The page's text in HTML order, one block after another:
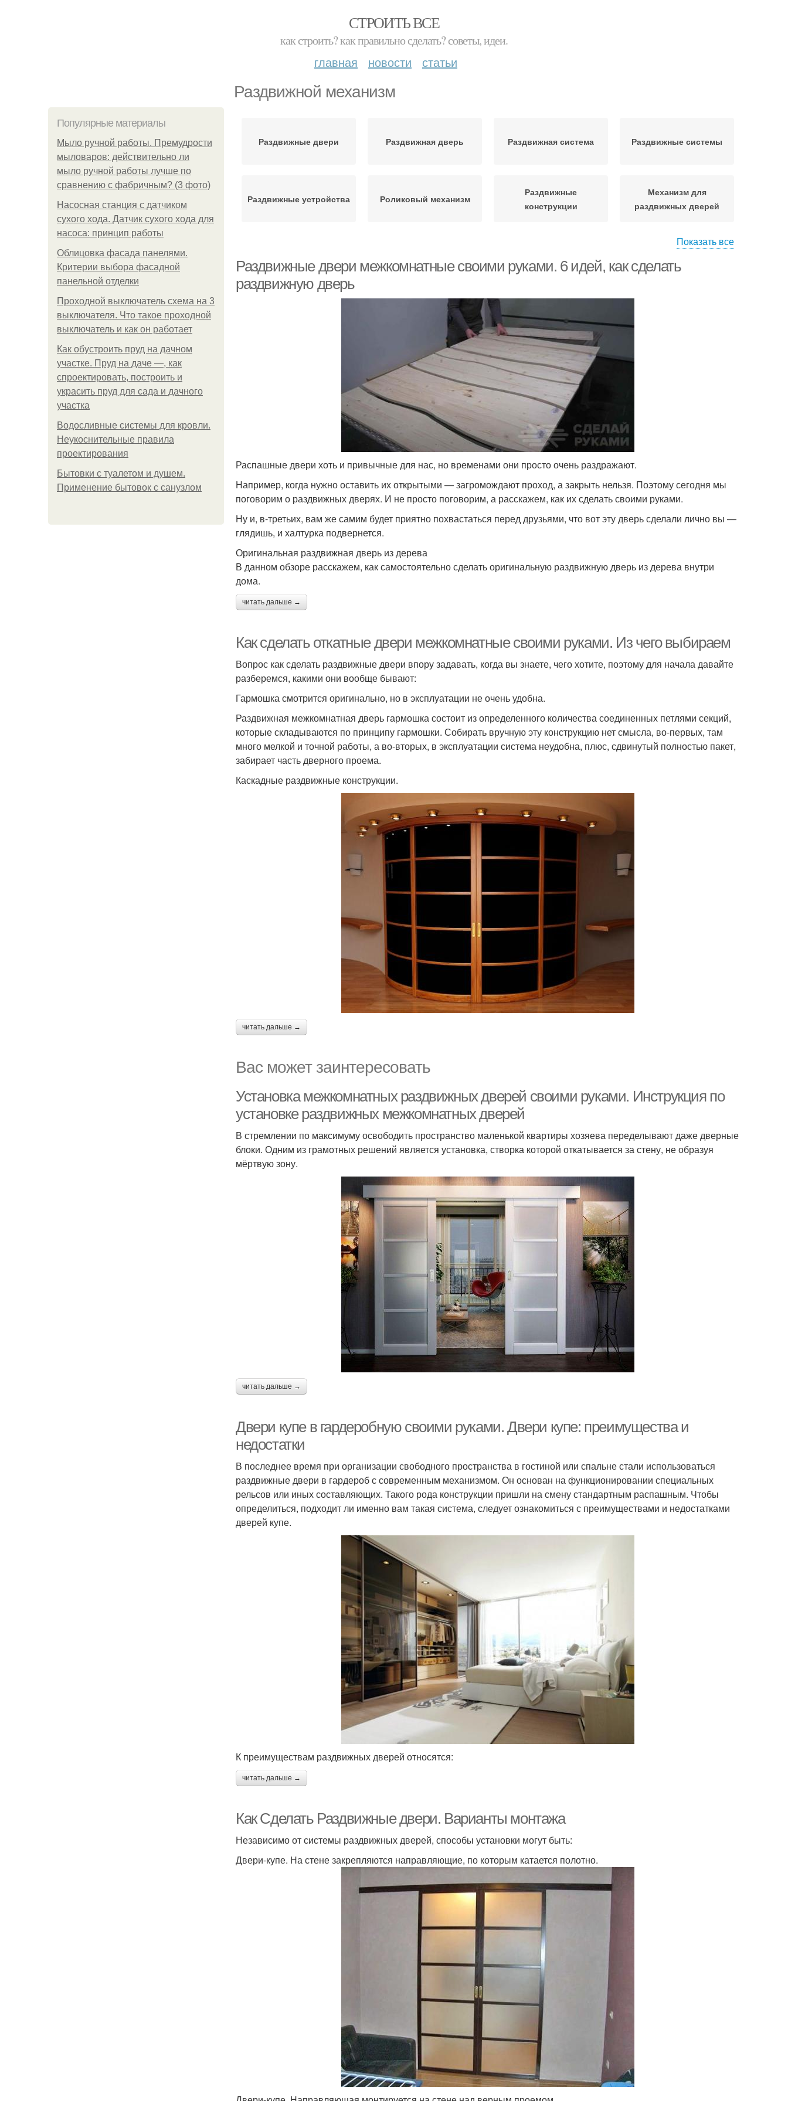
СТРОИТЬ ВСЕ
как строить? как правильно сделать? советы, идеи.
главная новости статьи
Раздвижной механизм
Популярные материалы
Мыло ручной работы. Премудрости
мыловаров: действительно ли
мыло ручной работы лучше по
сравнению с фабричным? (3 фото)
Насосная станция с датчиком
сухого хода. Датчик сухого хода для
насоса: принцип работы
Облицовка фасада панелями.
Критерии выбора фасадной
панельной отделки
Проходной выключатель схема на 3
выключателя. Что такое проходной
выключатель и как он работает
Как обустроить пруд на дачном
участке. Пруд на даче —, как
спроектировать, построить и
украсить пруд для сада и дачного
участка
Водосливные системы для кровли.
Неукоснительные правила
проектирования
Бытовки с туалетом и душем.
Применение бытовок с санузлом
Раздвижные двери Раздвижная дверь Раздвижная система Раздвижные системы
Раздвижные устройства Роликовый механизм
Раздвижные
конструкции
Механизм для
раздвижных дверей
Показать все
Раздвижные двери межкомнатные своими руками. 6 идей, как сделать
раздвижную дверь
Распашные двери хоть и привычные для нас, но временами они просто очень раздражают.
Например, когда нужно оставить их открытыми — загромождают проход, а закрыть нельзя. Поэтому сегодня мы
поговорим о раздвижных дверях. И не просто поговорим, а расскажем, как их сделать своими руками.
Ну и, в-третьих, вам же самим будет приятно похвастаться перед друзьями, что вот эту дверь сделали лично вы —
глядишь, и халтурка подвернется.
Оригинальная раздвижная дверь из дерева
В данном обзоре расскажем, как самостоятельно сделать оригинальную раздвижную дверь из дерева внутри
дома.
читать дальше →
Как сделать откатные двери межкомнатные своими руками. Из чего выбираем
Вопрос как сделать раздвижные двери впору задавать, когда вы знаете, чего хотите, поэтому для начала давайте
разберемся, какими они вообще бывают:
Гармошка смотрится оригинально, но в эксплуатации не очень удобна.
Раздвижная межкомнатная дверь гармошка состоит из определенного количества соединенных петлями секций,
которые складываются по принципу гармошки. Собирать вручную эту конструкцию нет смысла, во-первых, там
много мелкой и точной работы, а во-вторых, в эксплуатации система неудобна, плюс, сдвинутый полностью пакет,
забирает часть дверного проема.
Каскадные раздвижные конструкции.
читать дальше →
Вас может заинтересовать
Установка межкомнатных раздвижных дверей своими руками. Инструкция по
установке раздвижных межкомнатных дверей
В стремлении по максимуму освободить пространство маленькой квартиры хозяева переделывают даже дверные
блоки. Одним из грамотных решений является установка, створка которой откатывается за стену, не образуя
мёртвую зону.
читать дальше →
Двери купе в гардеробную своими руками. Двери купе: преимущества и
недостатки
В последнее время при организации свободного пространства в гостиной или спальне стали использоваться
раздвижные двери в гардероб с современным механизмом. Он основан на функционировании специальных
рельсов или иных составляющих. Такого рода конструкции пришли на смену стандартным распашным. Чтобы
определиться, подходит ли именно вам такая система, следует ознакомиться с преимуществами и недостатками
дверей купе.
К преимуществам раздвижных дверей относятся:
читать дальше →
Как Сделать Раздвижные двери. Варианты монтажа
Независимо от системы раздвижных дверей, способы установки могут быть:
Двери-купе. На стене закрепляются направляющие, по которым катается полотно.